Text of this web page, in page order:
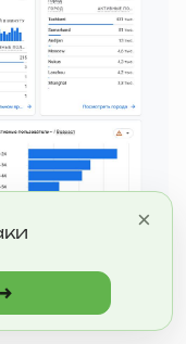
Страны,
×